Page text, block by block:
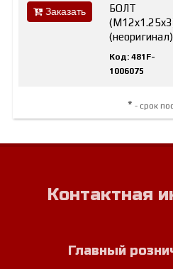
Заказать
БОЛТ
(неоригинал)
Код: 481F-
1006075
* - срок
Контактная
Главный